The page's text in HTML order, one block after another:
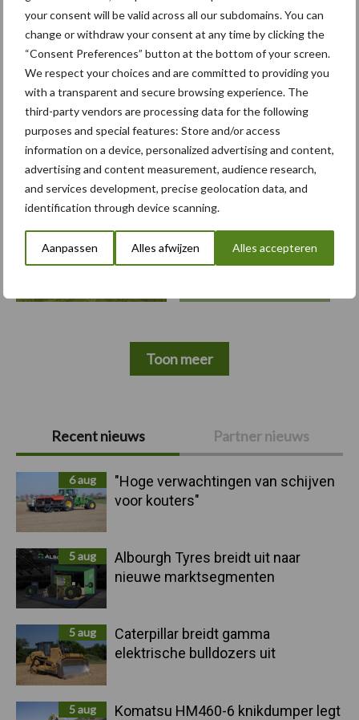
your consent will be valid across all our subdomains. You can
change or withdraw your consent at any time by clicking the
“Consent Preferences” button at the bottom of your screen.
We respect your choices and are committed to providing you
with a transparent and secure browsing experience. The
third-party vendors are processing data for the following
purposes and special features: Store and/or access
information on a device, personalized advertising and content,
advertising and content measurement, audience research,
and services development, precise geolocation data, and
identification through device scanning.
Aanpassen Alles afwijzen Alles accepteren
Primaire
Sidebar
Recent nieuws Partner nieuws
6 aug
"Hoge verwachtingen van schijven
voor kouters"
5 aug
Albourgh Tyres breidt uit naar
nieuwe marktsegmenten
5 aug
Caterpillar breidt gamma
elektrische bulldozers uit
5 aug
Komatsu HM460-6 knikdumper legt
elektrische bulldozers uit
Themapagina's
Bemesting Gewas & ruwvoer Loonwerk
Compost Dierlijke mest
Toon meer